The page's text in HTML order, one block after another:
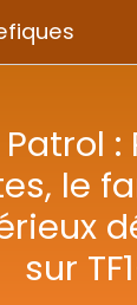
Patrol
le
sur